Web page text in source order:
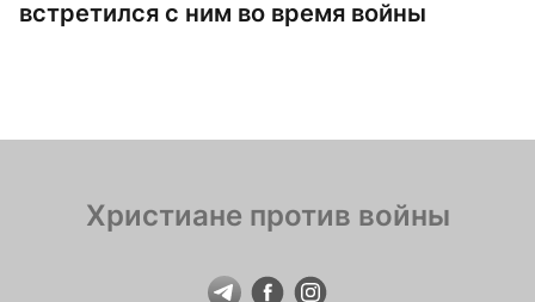
встретился с ним во время войны
Христиане против войны